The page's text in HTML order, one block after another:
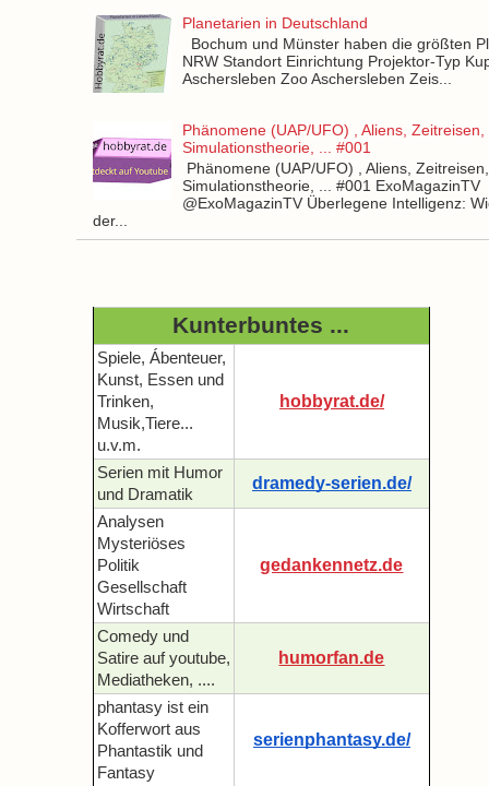
Planetarien in Deutschland
Bochum und Münster haben die größten
NRW Standort Einrichtung Projektor-Typ
Aschersleben Zoo Aschersleben Zeis...
Phänomene (UAP/UFO) , Aliens, Zeitreisen,
Simulationstheorie, ... #001
Phänomene (UAP/UFO) , Aliens, Zeitreisen,
Simulationstheorie, ... #001 ExoMagazinTV
@ExoMagazinTV Überlegene Intelligenz:
der...
Kunterbuntes ...
Spiele, Ábenteuer,
Kunst, Essen und
Trinken,
Musik,Tiere...
u.v.m.
hobbyrat.de/
Serien mit Humor
und Dramatik
dramedy-serien.de/
Analysen
Mysteriöses
Politik
Gesellschaft
Wirtschaft
gedankennetz.de
Comedy und
Satire auf youtube,
Mediatheken, ....
humorfan.de
phantasy ist ein
Kofferwort aus
Phantastik und
Fantasy
serienphantasy.de/